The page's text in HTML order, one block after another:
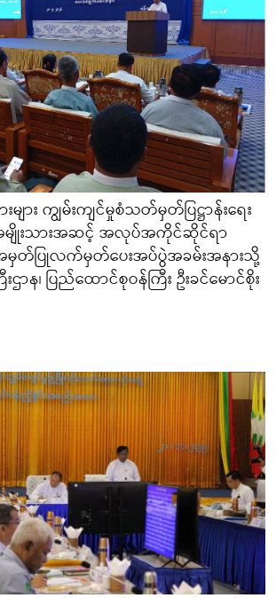
ျား ကျွမ်းကျင်မှုစံသတ်မှတ်ပြဋ္ဌာန်းရေး
မျိုးသားအဆင့် အလုပ်အကိုင်ဆိုင်ရာ
မှတ်ပြုလက်မှတ်ပေးအပ်ပွဲအခမ်းအနားသို့
ာန၊ ပြည်ထောင်စုဝန်ကြီး ဦးခင်မောင်စိုး